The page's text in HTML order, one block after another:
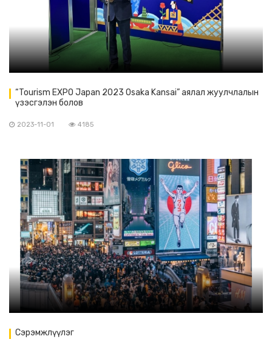
“Tourism EXPO Japan 2023 Osaka Kansai” аялал жуулчлалын
үзэсгэлэн болов
2023-11-01 4185
Сэрэмжлүүлэг